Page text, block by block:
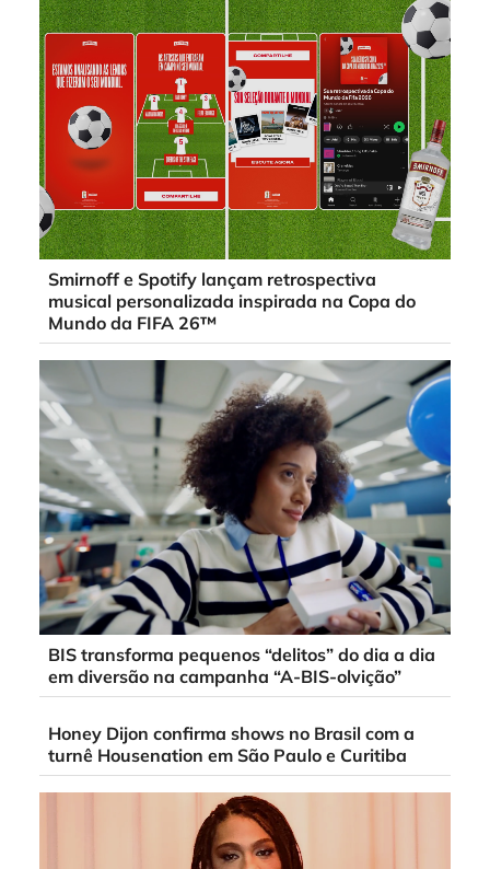
Smirnoff e Spotify lançam retrospectiva
musical personalizada inspirada na Copa do
Mundo da FIFA 26™
BIS transforma pequenos “delitos” do dia a dia
em diversão na campanha “A-BIS-olvição”
Honey Dijon confirma shows no Brasil com a
turnê Housenation em São Paulo e Curitiba